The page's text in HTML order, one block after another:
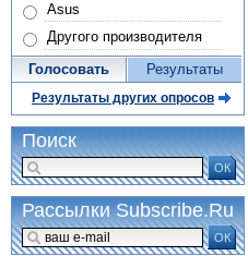
Asus
Другого производителя
Голосовать Результаты
Результаты других опросов
Поиск
ОК
Рассылки Subscribe.Ru
ОК